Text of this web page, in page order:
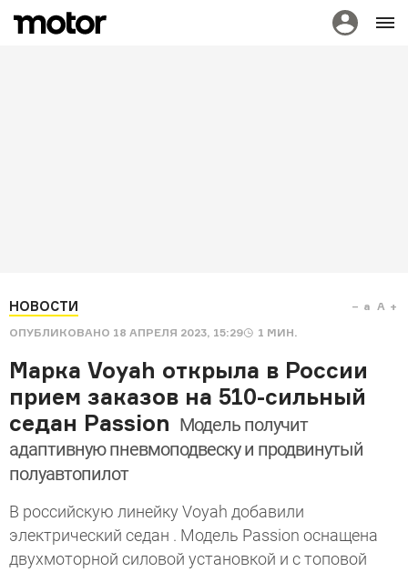
НОВОСТИ
ОПУБЛИКОВАНО 18 АПРЕЛЯ 2023, 15:29 1 МИН.
a A
Марка Voyah открыла в России
прием заказов на 510-сильный
седан Passion Модель получит
адаптивную пневмоподвеску и продвинутый
полуавтопилот
В российскую линейку Voyah добавили
электрический седан . Модель Passion оснащена
двухмоторной силовой установкой и с топовой